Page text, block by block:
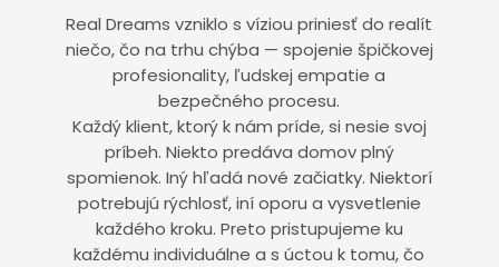
Real Dreams vzniklo s víziou priniesť do realít
niečo, čo na trhu chýba — spojenie špičkovej
profesionality, ľudskej empatie a
bezpečného procesu.
Každý klient, ktorý k nám príde, si nesie svoj
príbeh. Niekto predáva domov plný
spomienok. Iný hľadá nové začiatky. Niektorí
potrebujú rýchlosť, iní oporu a vysvetlenie
každého kroku. Preto pristupujeme ku
každému individuálne a s úctou k tomu, čo